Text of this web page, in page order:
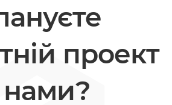
проект
нами?